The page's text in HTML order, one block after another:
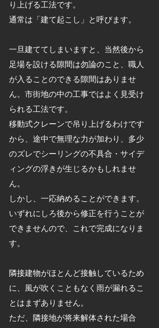
り上げる工法です。
通常は「建て起こし」と呼びます。
一旦建ててしまいますと、当然後から
足場を設ける隙間は勿論のこと、職人
が入ることのできる隙間はありませ
ん。市街地の中の工事ではよく見受け
られる工法です。
移動式クレーンで吊り上げるわけです
から、途中で無理な力が加わり、多少
のズレでシーリングの不具合・サイデ
ィングの浮きが生じるかもしれませ
ん。
しかし、一応納めることができます。
いずれにしろ後から修正を行うことが
できませんので、これで完成になりま
す。
隣接建物がほとんど接触しているため
に、風が吹くこともなく雨が漏れるこ
とはまずありません。
ただ、隣接地が将来解体された場合